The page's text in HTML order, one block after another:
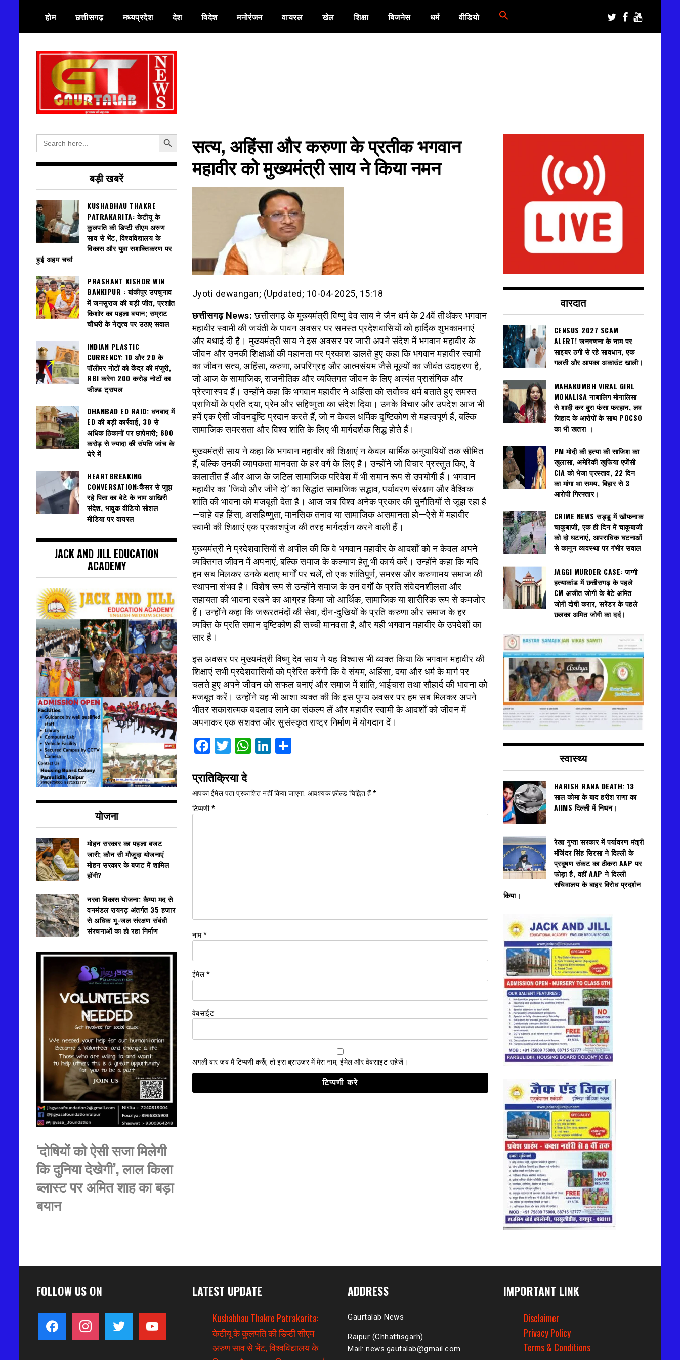
content
होम छत्तीसगढ़ मध्यप्रदेश देश विदेश मनोरंजन वायरल खेल शिक्षा बिजनेस धर्म वीडियो
गौरतलब न्यूज
सत्य, अहिंसा और करुणा के प्रतीक भगवान
महावीर को मुख्यमंत्री साय ने किया नमन
Jyoti dewangan; (Updated; 10-04-2025, 15:18
छत्तीसगढ़ News:छत्तीसगढ़ के मुख्यमंत्री विष्णु देव साय ने जैन धर्म के 24वें तीर्थंकर भगवान
महावीर स्वामी की जयंती के पावन अवसर पर समस्त प्रदेशवासियों को हार्दिक शुभकामनाएं
और बधाई दी है। मुख्यमंत्री साय ने इस अवसर पर जारी अपने संदेश में भगवान महावीर के
जीवन और उनकी शिक्षाओं की महानता पर प्रकाश डालते हुए कहा कि भगवान महावीर स्वामी
का जीवन सत्य, अहिंसा, करुणा, अपरिग्रह और आत्मसंयम जैसे मूल्यों का जीवंत उदाहरण है,
जो आज के सामाजिक, राजनीतिक और व्यक्तिगत जीवन के लिए अत्यंत प्रासंगिक और
प्रेरणास्पद हैं। उन्होंने कहा कि भगवान महावीर ने अहिंसा को सर्वोच्च धर्म बताते हुए समस्त
प्राणियों के प्रति दया, प्रेम और सहिष्णुता का संदेश दिया। उनके विचार और उपदेश आज भी
हमें एक ऐसी जीवनदृष्टि प्रदान करते हैं, जो न केवल धर्मिक दृष्टिकोण से महत्वपूर्ण हैं, बल्कि
सामाजिक समरसता और विश्व शांति के लिए भी मार्गदर्शक सिद्ध होते हैं।
मुख्यमंत्री साय ने कहा कि भगवान महावीर की शिक्षाएं न केवल धार्मिक अनुयायियों तक सीमित
हैं, बल्कि उनकी व्यापकता मानवता के हर वर्ग के लिए है। उन्होंने जो विचार प्रस्तुत किए, वे
कालातीत हैं और आज के जटिल सामाजिक परिवेश में भी समान रूप से उपयोगी हैं। भगवान
महावीर का ‘जियो और जीने दो’ का सिद्धांत सामाजिक सद्भाव, पर्यावरण संरक्षण और वैश्विक
शांति की भावना को मजबूती देता है। आज जब विश्व अनेक प्रकार की चुनौतियों से जूझ रहा है
—चाहे वह हिंसा, असहिष्णुता, मानसिक तनाव या सामाजिक असमानता हो—ऐसे में महावीर
स्वामी की शिक्षाएं एक प्रकाशपुंज की तरह मार्गदर्शन करने वाली हैं।
मुख्यमंत्री ने प्रदेशवासियों से अपील की कि वे भगवान महावीर के आदर्शों को न केवल अपने
व्यक्तिगत जीवन में अपनाएं, बल्कि समाज के कल्याण हेतु भी कार्य करें। उन्होंने कहा कि यदि
हम सब मिलकर उनके बताए मार्गों पर चलें, तो एक शांतिपूर्ण, समरस और करुणामय समाज की
स्थापना संभव है। विशेष रूप से उन्होंने समाज के उन वर्गों के प्रति संवेदनशीलता और
सहायता की भावना रखने का आग्रह किया जो आर्थिक, सामाजिक या शारीरिक रूप से कमजोर
हैं। उन्होंने कहा कि जरूरतमंदों की सेवा, दीन-दुखियों के प्रति करुणा और समाज के हर
व्यक्ति के प्रति समान दृष्टिकोण ही सच्ची मानवता है, और यही भगवान महावीर के उपदेशों का
सार है।
इस अवसर पर मुख्यमंत्री विष्णु देव साय ने यह विश्वास भी व्यक्त किया कि भगवान महावीर की
शिक्षाएं सभी प्रदेशवासियों को प्रेरित करेंगी कि वे संयम, अहिंसा, दया और धर्म के मार्ग पर
चलते हुए अपने जीवन को सफल बनाएं और समाज में शांति, भाईचारा तथा सौहार्द की भावना को
मजबूत करें। उन्होंने यह भी आशा व्यक्त की कि इस पुण्य अवसर पर हम सब मिलकर अपने
भीतर सकारात्मक बदलाव लाने का संकल्प लें और महावीर स्वामी के आदर्शों को जीवन में
अपनाकर एक सशक्त और सुसंस्कृत राष्ट्र निर्माण में योगदान दें।
Facebook
Twitter
WhatsApp
LinkedIn
Share
प्रातिक्रिया दे
आपका ईमेल पता प्रकाशित नहीं किया जाएगा. आवश्यक फ़ील्ड चिह्नित हैं*
टिप्पणी*
नाम*
ईमेल*
वेबसाईट
अगली बार जब मैं टिप्पणी करूँ, तो इस ब्राउज़र में मेरा नाम, ईमेल और वेबसाइट सहेजें।
Search
for:
Search Button
बड़ी खबरें
KUSHABHAU THAKRE
PATRAKARITA: केटीयू के
कुलपति की डिप्टी सीएम अरुण
साव से भेंट, विश्वविद्यालय के
विकास और युवा सशक्तिकरण पर
हुई अहम चर्चा
PRASHANT KISHOR WIN
BANKIPUR : बांकीपुर उपचुनाव
में जनसुराज की बड़ी जीत, प्रशांत
किशोर का पहला बयान; सम्राट
चौधरी के नेतृत्व पर उठाए सवाल
INDIAN PLASTIC
CURRENCY: ₹10 और ₹20 के
पॉलीमर नोटों को केंद्र की मंजूरी,
RBI करेगा 200 करोड़ नोटों का
फील्ड ट्रायल
DHANBAD ED RAID: धनबाद में
ED की बड़ी कार्रवाई, 30 से
अधिक ठिकानों पर छापेमारी; 600
करोड़ से ज्यादा की संपत्ति जांच के
घेरे में
HEARTBREAKING
CONVERSATION:कैंसर से जूझ
रहे पिता का बेटे के नाम आखिरी
संदेश, भावुक वीडियो सोशल
मीडिया पर वायरल
JACK AND JILL EDUCATION
ACADEMY
योजना
मोहन सरकार का पहला बजट
जारी; कौन सी मौजूदा योजनाएं
मोहन सरकार के बजट में शामिल
होंगी?
नरवा विकास योजना: कैम्पा मद से
वनमंडल रायगढ़ अंतर्गत 35 हजार
से अधिक भू-जल संरक्षण संबंधी
संरचनाओं का हो रहा निर्माण
‘दोषियों को ऐसी सजा मिलेगी
कि दुनिया देखेगी’, लाल किला
ब्लास्ट पर अमित शाह का बड़ा
बयान
वारदात
CENSUS 2027 SCAM
ALERT! जनगणना के नाम पर
साइबर ठगी से रहे सावधान, एक
गलती और आपका अकाउंट खाली।
MAHAKUMBH VIRAL GIRL
MONALISA नाबालिग मोनालिसा
से शादी कर बुरा फंसा फरहान, लव
जिहाद के आरोपों के साथ POCSO
का भी खतरा ।
PM मोदी की हत्या की साजिश का
खुलासा, अमेरिकी खुफिया एजेंसी
CIA को भेजा प्रस्ताव, 22 दिन
का मांगा था समय, बिहार से 3
आरोपी गिरफ्तार।
CRIME NEWS सड्डू में खौफनाक
चाकूबाजी, एक ही दिन में चाकूबाजी
को दो घटनाएं, आपराधिक घटनाओं
से कानून व्यवस्था पर गंभीर सवाल
JAGGI MURDER CASE: जग्गी
हत्याकांड में छत्तीसगढ़ के पहले
CM अजीत जोगी के बेटे अमित
जोगी दोषी करार, सरेंडर के पहले
छलका अमित जोगी का दर्द।
स्वास्थ्य
HARISH RANA DEATH: 13
साल कोमा के बाद हरीश राणा का
AIIMS दिल्ली में निधन।
रेखा गुप्ता सरकार में पर्यावरण मंत्री
मंजिंदर सिंह सिरसा ने दिल्ली के
प्रदूषण संकट का ठीकरा AAP पर
फोड़ा है, वहीं AAP ने दिल्ली
सचिवालय के बाहर विरोध प्रदर्शन
किया।
FOLLOW US ON
facebook instagram twitter youtube
LATEST UPDATE
Kushabhau Thakre Patrakarita:
केटीयू के कुलपति की डिप्टी सीएम
अरुण साव से भेंट, विश्वविद्यालय के
ADDRESS
Gaurtalab News
Raipur (Chhattisgarh).
Mail: news.gautalab@gmail.com
IMPORTANT LINK
Disclaimer
Privacy Policy
Terms & Conditions